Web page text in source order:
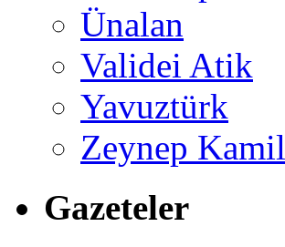
Ünalan
Validei Atik
Yavuztürk
Zeynep Kamil
Gazeteler